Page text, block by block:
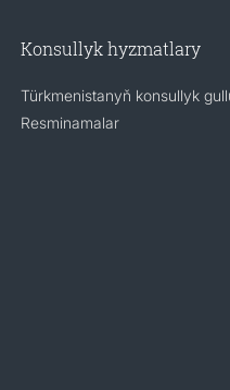
Konsullyk hyzmatlary
Türkmenistanyň konsullyk
Resminamalar